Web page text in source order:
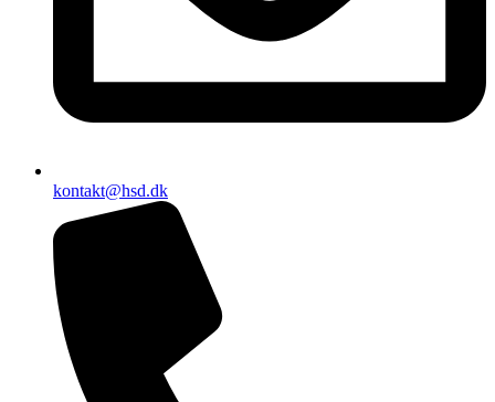
kontakt@hsd.dk